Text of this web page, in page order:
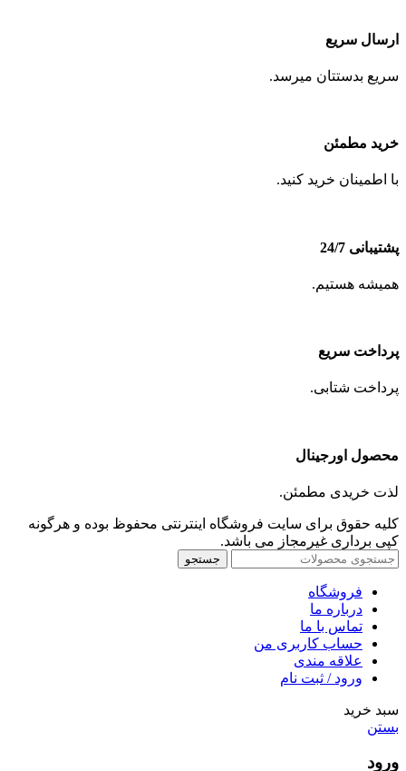
ارسال سریع
سریع بدستتان میرسد.
خرید مطمئن
با اطمینان خرید کنید.
پشتیبانی 24/7
همیشه هستیم.
پرداخت سریع
پرداخت شتابی.
محصول اورجینال
لذت خریدی مطمئن.
کلیه حقوق برای سایت فروشگاه اینترنتی محفوظ بوده و هرگونه
کپی برداری غیرمجاز می باشد.
جستجو
فروشگاه
درباره ما
تماس با ما
حساب کاربری من
علاقه مندی
ورود / ثبت نام
سبد خرید
بستن
ورود